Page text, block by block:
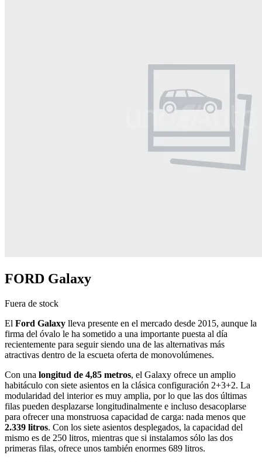
FORD Galaxy
Fuera de stock
El Ford Galaxy lleva presente en el mercado desde 2015, aunque la
firma del óvalo le ha sometido a una importante puesta al día
recientemente para seguir siendo una de las alternativas más
atractivas dentro de la escueta oferta de monovolúmenes.
Con una longitud de 4,85 metros, el Galaxy ofrece un amplio
habitáculo con siete asientos en la clásica configuración 2+3+2. La
modularidad del interior es muy amplia, por lo que las dos últimas
filas pueden desplazarse longitudinalmente e incluso desacoplarse
para ofrecer una monstruosa capacidad de carga: nada menos que
2.339 litros. Con los siete asientos desplegados, la capacidad del
mismo es de 250 litros, mientras que si instalamos sólo las dos
primeras filas, ofrece unos también enormes 689 litros.